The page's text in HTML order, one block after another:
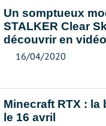
Un somptueux
STALKER Clear
découvrir en vidéo
16/04/2020
Minecraft RTX : la
le 16 avril